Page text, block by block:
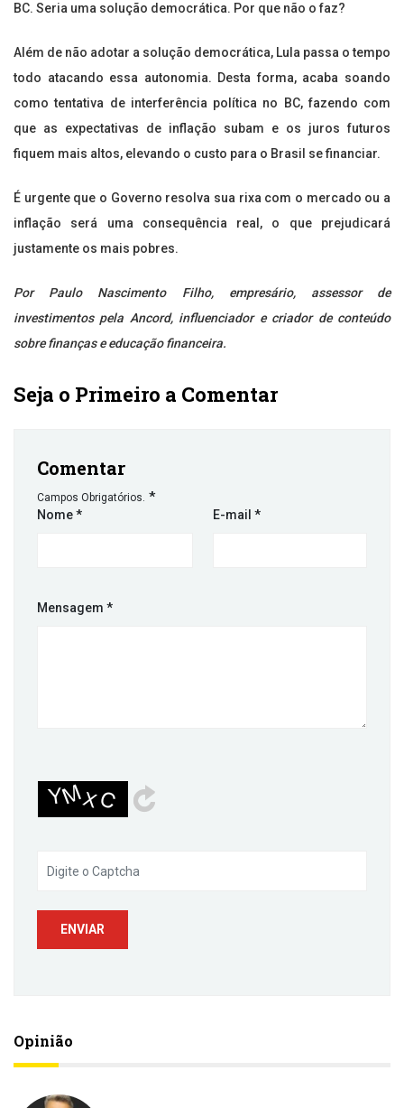
BC. Seria uma solução democrática. Por que não o faz?
Além de não adotar a solução democrática, Lula passa o tempo
todo atacando essa autonomia. Desta forma, acaba soando
como tentativa de interferência política no BC, fazendo com
que as expectativas de inflação subam e os juros futuros
fiquem mais altos, elevando o custo para o Brasil se financiar.
É urgente que o Governo resolva sua rixa com o mercado ou a
inflação será uma consequência real, o que prejudicará
justamente os mais pobres.
Por Paulo Nascimento Filho, empresário, assessor de
investimentos pela Ancord, influenciador e criador de conteúdo
sobre finanças e educação financeira.
Seja o Primeiro a Comentar
Comentar
Campos Obrigatórios. *
Nome* E-mail *
Mensagem *
Opinião